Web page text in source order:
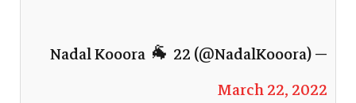
— Nadal Kooora 🐐 22 (@NadalKooora)
March 22, 2022